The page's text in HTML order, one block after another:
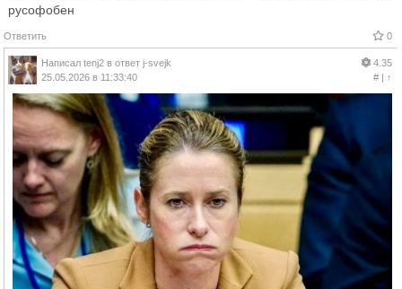
русофобен
Ответить 0
Написал tenj2 в ответ j-svejk
25.05.2026 в 11:33:40
4.35
#| ↑